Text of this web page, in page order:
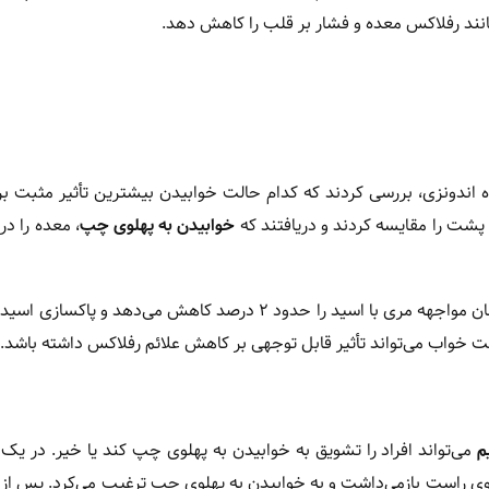
رفلاکس معده و فشار بر قلب را کاهش دهد.
اندونزی، بررسی کردند که کدام حالت خوابیدن بیشترین تأثیر مثبت
را مقایسه کردند و دریافتند که خوابیدن به پهلوی چپ، معده را
نشان داد که خوابیدن به پهلوی چپ، زمان مواجهه مری با اسید را حدود ۲ درصد کاهش می‌دهد
می‌تواند افراد را تشویق به خوابیدن به پهلوی چپ کند یا خیر. در یک
راست بازمی‌داشت و به خوابیدن به پهلوی چپ ترغیب می‌کرد. پس